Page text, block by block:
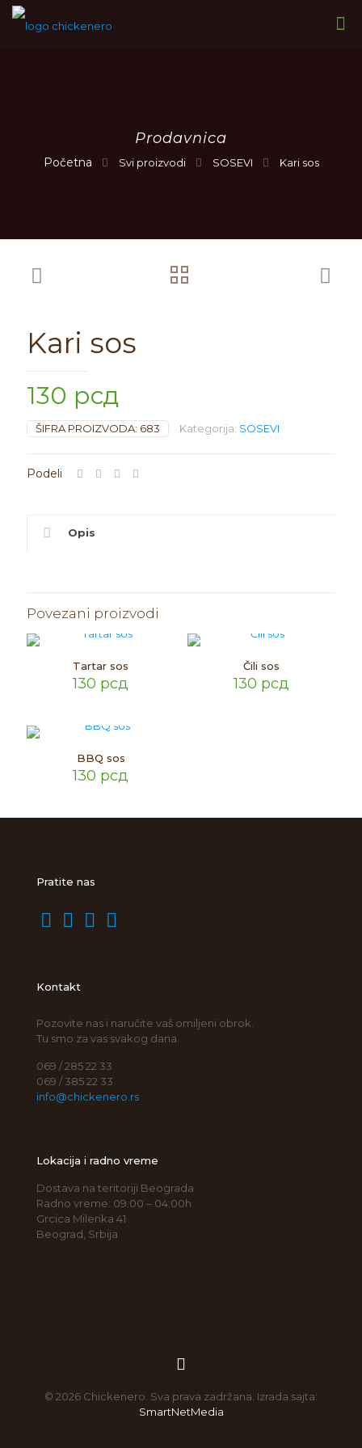
Prodavnica
Svi proizvodi SOSEVI Kari sos
Kari sos
130 рсд
ŠIFRA PROIZVODA: 683 Kategorija: SOSEVI
Opis
Povezani proizvodi
Tartar sos
130 рсд
Čili sos
130 рсд
BBQ sos
130 рсд
Pratite nas
Kontakt
Pozovite nas i naručite vaš omiljeni obrok.
Tu smo za vas svakog dana.
069 / 285 22 33
069 / 385 22 33
info@chickenero.rs
Lokacija i radno vreme
Dostava na teritoriji Beograda
Radno vreme: 09:00 – 04:00h
Grcica Milenka 41
Beograd, Srbija
© 2026 Chickenero. Sva prava zadržana. Izrada sajta:
SmartNetMedia